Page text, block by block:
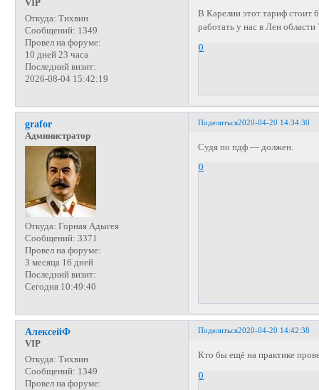
VIP
Откуда: Тихвин
Сообщений: 1349
Провел на форуме:
10 дней 23 часа
Последний визит:
2026-08-04 15:42:19
В Карелии этот тариф стоит
работать у нас в Лен области
0
Поделиться2020-04-20 14:34:30
grafor
Администратор
Откуда: Горная Адыгея
Сообщений: 3371
Провел на форуме:
3 месяца 16 дней
Последний визит:
Сегодня 10:49:40
Судя по пдф — должен.
0
Поделиться2020-04-20 14:42:38
АлексейФ
VIP
Откуда: Тихвин
Сообщений: 1349
Провел на форуме:
Кто бы ещё на практике
0